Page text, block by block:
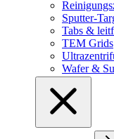
Sputter-
Tabs &
TEM Grids
Wafer &